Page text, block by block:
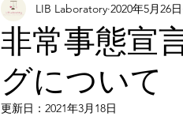
非常事態宣
グについて
LIB Laboratory 2020年5月26日
更新日： 2021年3月18日